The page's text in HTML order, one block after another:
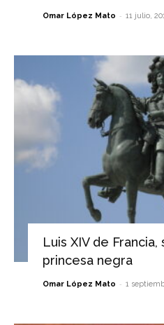
Omar López Mato - 11 julio,
Luis XIV de
princesa negra
Omar López Mato - 1